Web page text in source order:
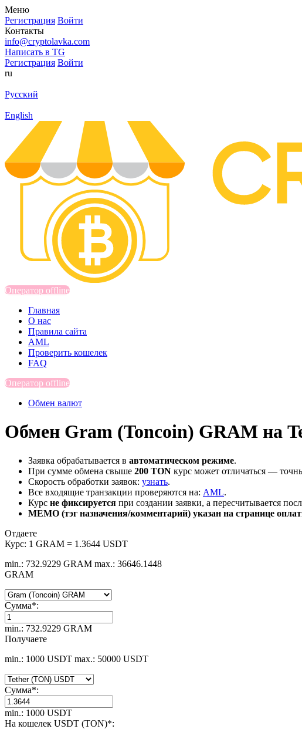
Меню
Регистрация Войти
Контакты
info@cryptolavka.com
Написать в TG
Регистрация Войти
ru
Русский
English
Оператор offline
Главная
О нас
Правила сайта
AML
Проверить кошелек
FAQ
Оператор offline
Обмен валют
Обмен Gram (Toncoin) GRAM на
Заявка обрабатывается в автоматическом режиме.
При сумме обмена свыше 200 TON курс может отличаться —
Скорость обработки заявок: узнать.
Все входящие транзакции проверяются на: AML.
Курс не фиксируется при создании заявки, а пересчитывается
MEMO (тэг назначения/комментарий) указан на странице
Отдаете
Курс: 1 GRAM = 1.3644 USDT
min.: 732.9229 GRAM max.: 36646.1448
GRAM
Сумма*:
min.: 732.9229 GRAM
Получаете
min.: 1000 USDT max.: 50000 USDT
Сумма*:
min.: 1000 USDT
На кошелек USDT (TON)*: